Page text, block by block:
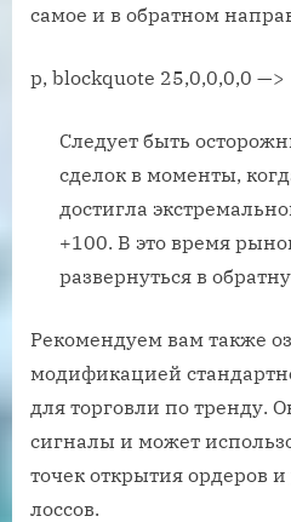
самое и в обратном
p, blockquote 25,0,0,0,0 —>
Следует быть
сделок в моменты,
достигла
+100. В это время
развернуться в
Рекомендуем вам также
модификацией
для торговли по тренду.
сигналы и может
точек открытия ордеров
лоссов.